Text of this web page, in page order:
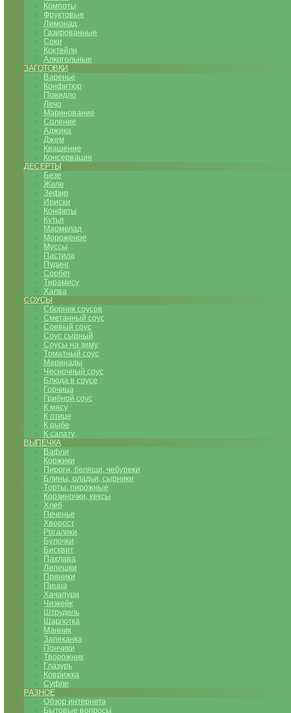
Компоты
Фруктовые
Лимонад
Газированные
Соки
Коктейли
Алкогольные
ЗАГОТОВКИ
Варенье
Конфитюр
Повидло
Лечо
Маринование
Соление
Аджика
Джем
Квашение
Консервация
ДЕСЕРТЫ
Безе
Желе
Зефир
Ириски
Конфеты
Кутья
Мармелад
Мороженое
Муссы
Пастила
Пудинг
Сорбет
Тирамису
Халва
СОУСЫ
Сборник соусов
Сметанный соус
Соевый соус
Соус сырный
Соусы на зиму
Томатный соус
Маринады
Чесночный соус
Блюда в соусе
Горчица
Грибной соус
К мясу
К птице
К рыбе
К салату
ВЫПЕЧКА
Вафли
Коржики
Пироги, беляши, чебуреки
Блины, оладьи, сырники
Торты, пирожные
Корзиночки, кексы
Хлеб
Печенье
Хворост
Рогалики
Булочки
Бисквит
Пахлава
Лепешки
Пряники
Пицца
Хачапури
Чизкейк
Штрудель
Шарлотка
Манник
Запеканка
Пончики
Творожник
Глазурь
Коврижка
Суфле
РАЗНОЕ
Обзор интернета
Бытовые вопросы